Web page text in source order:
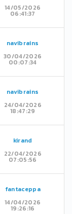
14/05/2026
06:41:37
navibrains
30/04/2026
00:07:34
navibrains
24/04/2026
18:47:29
kirand
22/04/2026
07:05:56
fantaceppa
14/04/2026
19:26:16